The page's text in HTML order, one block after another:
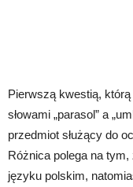
Pierwszą kwestią,
słowami „parasol” a
przedmiot służący do
Różnica polega na tym,
języku polskim,